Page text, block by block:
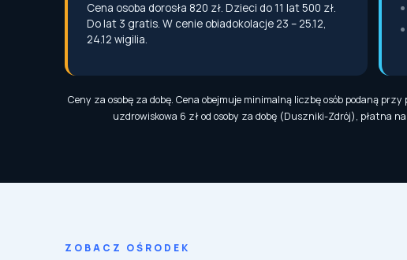
Cena osoba dorosła 820 zł. Dzieci do 11 lat 500 zł.
Do lat 3 gratis. W cenie obiadokolacje 23 – 25.12,
24.12 wigilia.
Ceny za osobę za dobę. Cena obejmuje minimalną liczbę osób podaną
uzdrowiskowa 6 zł od osoby za dobę (Duszniki-Zdrój), płatna
ZOBACZ OŚRODEK